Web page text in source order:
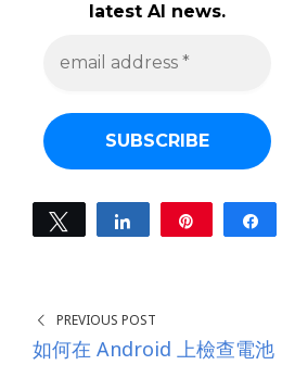
latest AI news.
a
d
r
e
s
Tweet Share
PREVIOUS POST
如何在 Android 上檢查電池